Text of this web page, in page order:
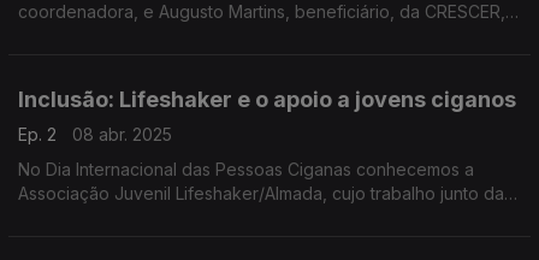
coordenadora, e Augusto Martins, beneficiário, da CRESCER,
Inclusão: Lifeshaker e o apoio a jovens ciganos
Ep. 2
08 abr. 2025
No Dia Internacional das Pessoas Ciganas conhecemos a
Associação Juvenil Lifeshaker/Almada, cujo trabalho junto da